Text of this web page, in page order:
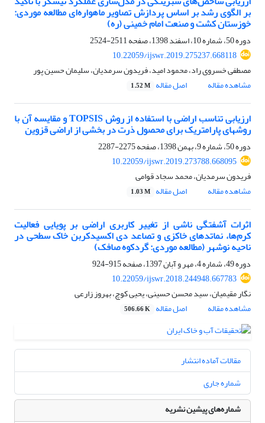
بر الگوی رشد بر اساس پردازش تصاویر ماهواره‌ای مطالعه موردی:
خوزستان کشت و صنعت امام خمینی (ره)
دوره 50، شماره 10، اسفند 1398، صفحه
2511-2524
10.22059/ijswr.2019.275237.668118
مصطفی خسروی راد، محمود امید، فریدون سرمدیان، سلیمان حسین پور
مشاهده مقاله
اصل مقاله 1.52 M
ارزیابی تناسب اراضی با استفاده از روش TOPSIS و مقایسه آن با
روش‎های پارامتریک برای محصول ذرت در بخشی از اراضی قزوین
دوره 50، شماره 9، بهمن 1398، صفحه
2275-2287
10.22059/ijswr.2019.273788.668095
فریدون سرمدیان، محمد سجاد قوامی
مشاهده مقاله
اصل مقاله 1.03 M
اثرات آشفتگی ناشی از تغییر کاربری اراضی بر پویایی فعالیت
کرم‌ها، نماتدهای خاکزی و تصاعد دی اکسیدکربن خاک سطحی در
ناحیه نوشهر (مطالعه موردی: گردکوه صافک)
دوره 49، شماره 4، مهر و آبان 1397، صفحه
915-924
10.22059/ijswr.2018.244948.667783
نگار مقیمیان، سید محسن حسینی، یحیی کوچ، بهروز زارعی
مشاهده مقاله
اصل مقاله 506.66 K
مقالات آماده انتشار
شماره جاری
شماره‌های پیشین نشریه